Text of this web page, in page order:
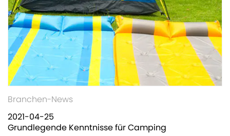
Branchen-News
2021-04-25
Grundlegende Kenntnisse für Camping